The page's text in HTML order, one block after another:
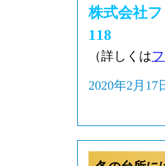
株式会社
118
（詳しくは
2020年2月17